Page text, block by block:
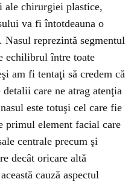
ale chirurgiei plastice,
va fi întotdeauna o
Nasul reprezintă segmentul
echilibrul între toate
am fi tentaţi să credem că
care ne atrag atenţia
este totuşi cel care fie
primul element facial care
centrale precum şi
decât oricare altă
cauză aspectul